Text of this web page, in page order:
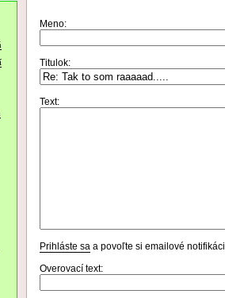
Meno:
Titulok:
Text:
Prihláste sa a povoľte si emailové
Overovací text: